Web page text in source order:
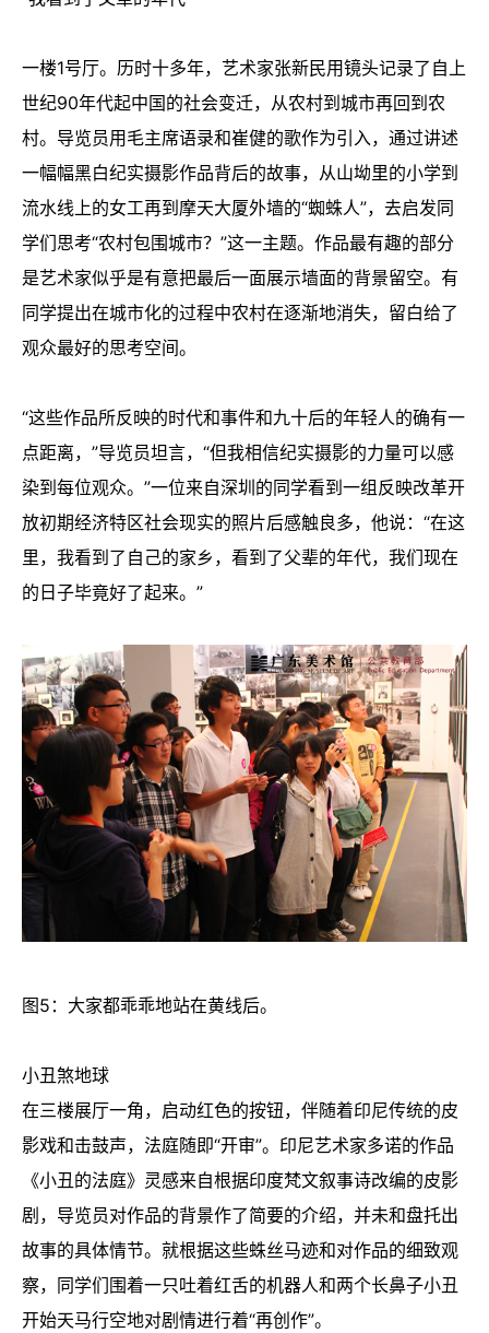
一楼1号厅。历时十多年，艺术家张新民用镜头记录了自上
世纪90年代起中国的社会变迁，从农村到城市再回到农
村。导览员用毛主席语录和崔健的歌作为引入，通过讲述
一幅幅黑白纪实摄影作品背后的故事，从山坳里的小学到
流水线上的女工再到摩天大厦外墙的“蜘蛛人”，去启发同
学们思考“农村包围城市？”这一主题。作品最有趣的部分
是艺术家似乎是有意把最后一面展示墙面的背景留空。有
同学提出在城市化的过程中农村在逐渐地消失，留白给了
观众最好的思考空间。
“这些作品所反映的时代和事件和九十后的年轻人的确有一
点距离，”导览员坦言，“但我相信纪实摄影的力量可以感
染到每位观众。”一位来自深圳的同学看到一组反映改革开
放初期经济特区社会现实的照片后感触良多，他说：“在这
里，我看到了自己的家乡，看到了父辈的年代，我们现在
的日子毕竟好了起来。”
图5：大家都乖乖地站在黄线后。
小丑煞地球
在三楼展厅一角，启动红色的按钮，伴随着印尼传统的皮
影戏和击鼓声，法庭随即“开审”。印尼艺术家多诺的作品
《小丑的法庭》灵感来自根据印度梵文叙事诗改编的皮影
剧，导览员对作品的背景作了简要的介绍，并未和盘托出
故事的具体情节。就根据这些蛛丝马迹和对作品的细致观
察，同学们围着一只吐着红舌的机器人和两个长鼻子小丑
开始天马行空地对剧情进行着“再创作”。